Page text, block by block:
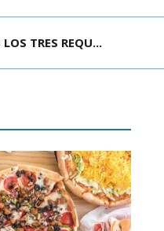
TRES REQU...